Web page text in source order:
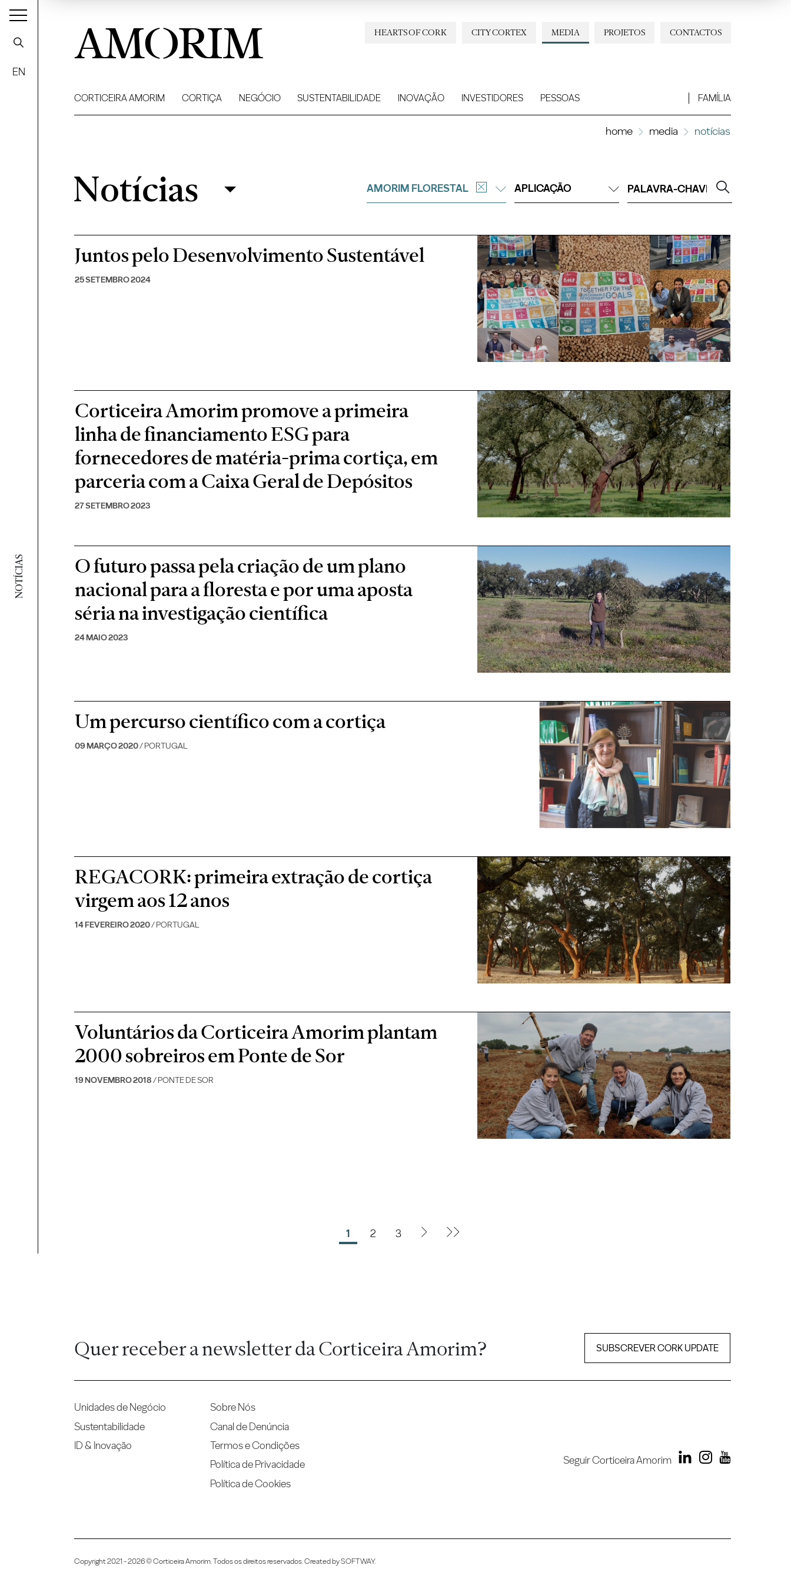
NOTÍCIAS
EN
AMORIM CONTACTOS
PROJETOS
MEDIA
CITY CORTEX
HEARTS OF CORK
CORTICEIRA AMORIM CORTIÇA NEGÓCIO SUSTENTABILIDADE INOVAÇÃO INVESTIDORES PESSOAS FAMÍLIA
home media notícias
Filtrar
Notícias AMORIM FLORESTAL APLICAÇÃO
Juntos pelo Desenvolvimento Sustentável
25 SETEMBRO 2024
Corticeira Amorim promove a primeira
linha de financiamento ESG para
fornecedores de matéria-prima cortiça, em
parceria com a Caixa Geral de Depósitos
27 SETEMBRO 2023
O futuro passa pela criação de um plano
nacional para a floresta e por uma aposta
séria na investigação científica
24 MAIO 2023
Um percurso científico com a cortiça
09 MARÇO 2020/ PORTUGAL
REGACORK: primeira extração de cortiça
virgem aos 12 anos
14 FEVEREIRO 2020/ PORTUGAL
Voluntários da Corticeira Amorim plantam
2000 sobreiros em Ponte de Sor
19 NOVEMBRO 2018/ PONTE DE SOR
1 2 3
Quer receber a newsletter da Corticeira Amorim? SUBSCREVER CORK UPDATE
Unidades de Negócio
Sustentabilidade
ID & Inovação
Sobre Nós
Canal de Denúncia
Termos e Condições
Política de Privacidade
Política de Cookies
Seguir Corticeira Amorim
Copyright 2021 - 2026 © Corticeira Amorim. Todos os direitos reservados. Created bySOFTWAY.